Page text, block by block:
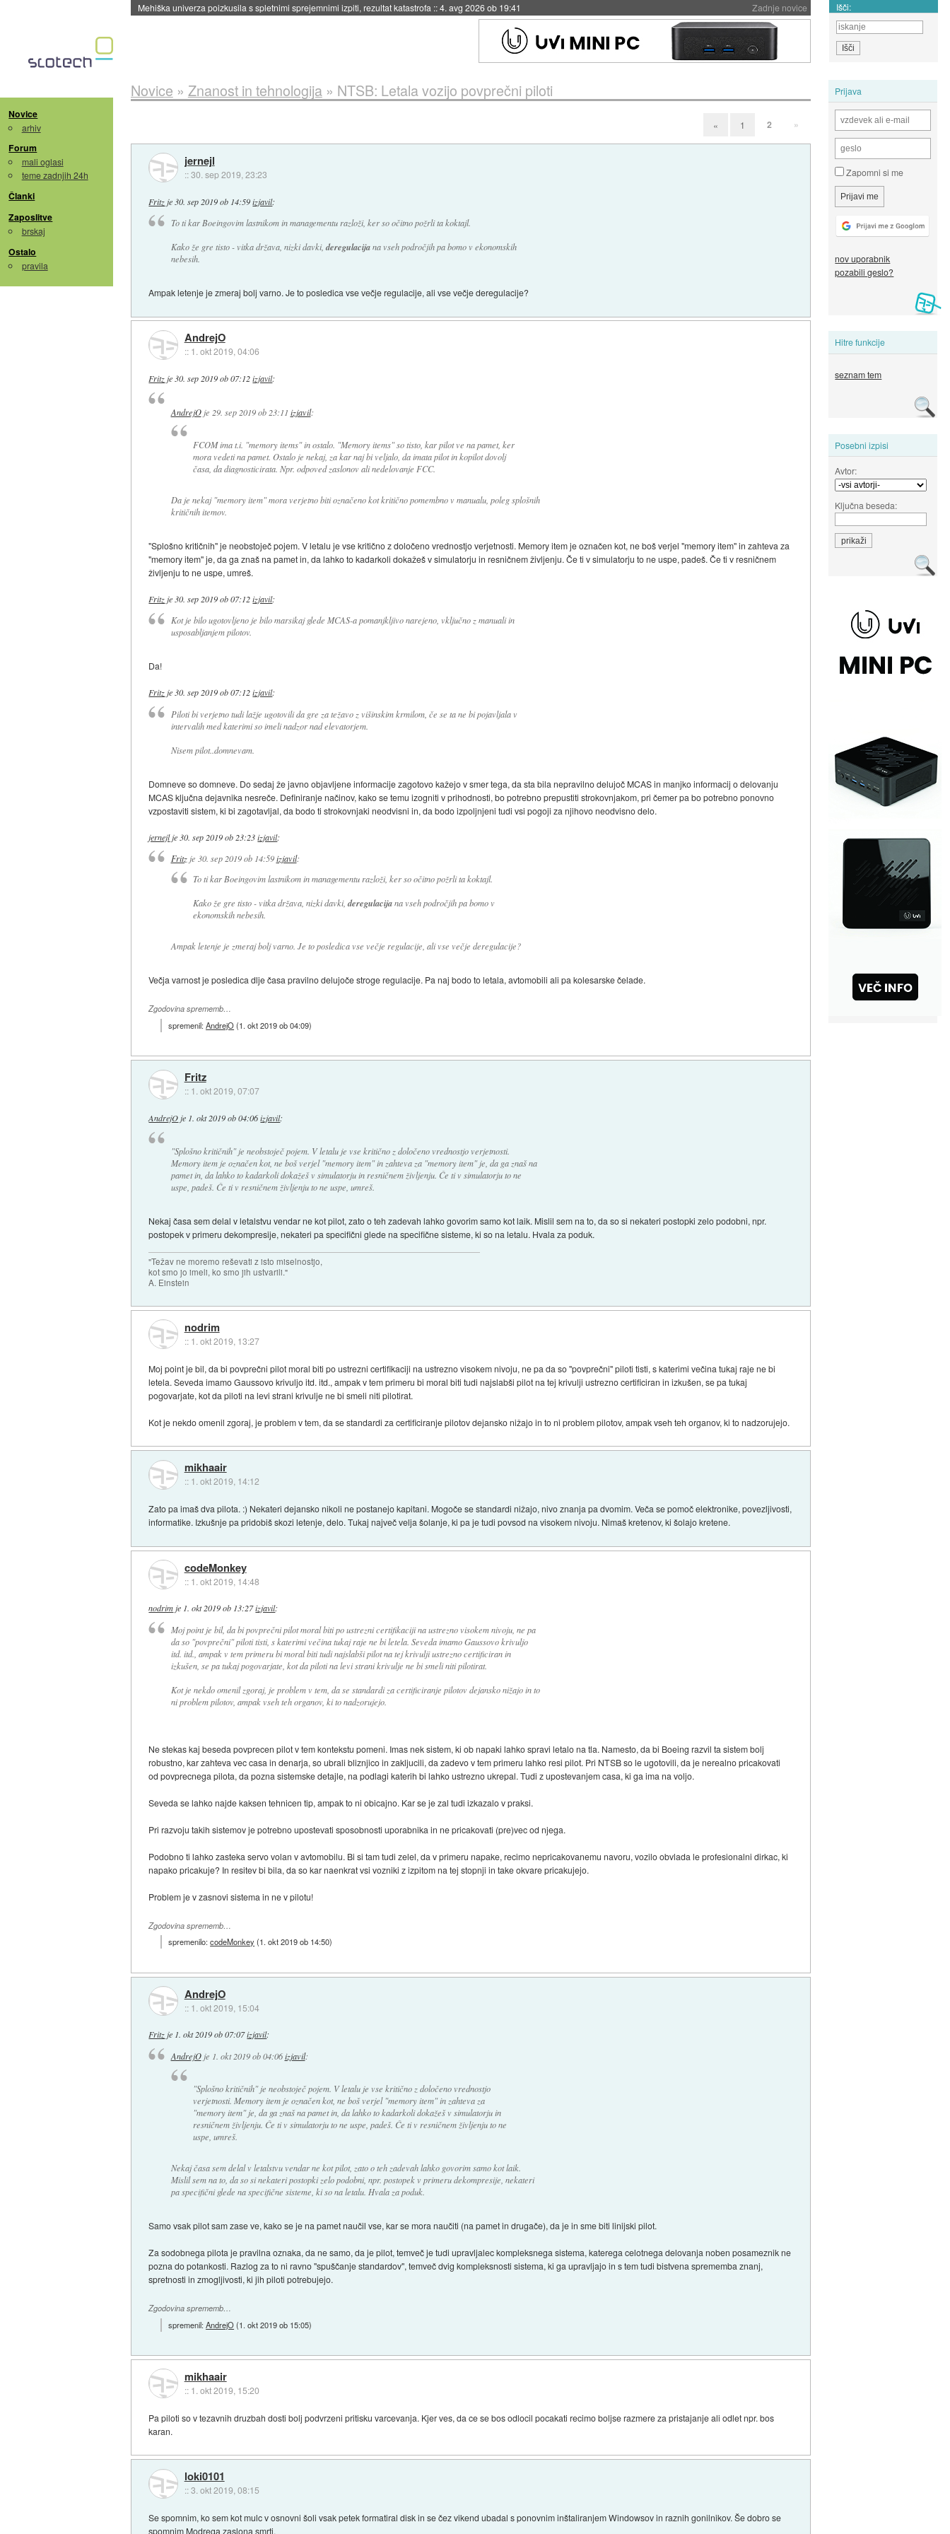
Zadnje novice
Evropska vesoljska agencija razvija svojo raketo za večkratno uporabo::4. avg 2026 ob 19:41 Išči:
Novice
arhiv
Forum
mali oglasi
teme zadnjih 24h
Članki
Zaposlitve
brskaj
Ostalo
pravila
Prijava
Zapomni si me
nov uporabnik
pozabili geslo?
Hitre funkcije
seznam tem
Posebni izpisi
Avtor:
Ključna beseda:
Novice » Znanost in tehnologija» NTSB: Letala vozijo povprečni piloti
« 1 2 »
jernejl
::30. sep 2019, 23:23
Fritz je 30. sep 2019 ob 14:59 izjavil:
To ti kar Boeingovim lastnikom in managementu razloži, ker so očitno požrli ta koktajl.
Kako že gre tisto - vitka država, nizki davki,deregulacijana vseh področjih pa bomo v ekonomskih
nebesih.
Ampak letenje je zmeraj bolj varno. Je to posledica vse večje regulacije, ali vse večje deregulacije?
AndrejO
:: 1. okt 2019, 04:06
Fritz je 30. sep 2019 ob 07:12 izjavil:
AndrejOje 29. sep 2019 ob 23:11 izjavil:
FCOM ima t.i. "memory items" in ostalo. "Memory items" so tisto, kar pilot ve na pamet, ker
mora vedeti na pamet. Ostalo je nekaj, za kar naj bi veljalo, da imata pilot in kopilot dovolj
časa, da diagnosticirata. Npr. odpoved zaslonov ali nedelovanje FCC.
Da je nekaj "memory item" mora verjetno biti označeno kot kritično pomembno v manualu, poleg splošnih
kritičnih itemov.
"Splošno kritičnih" je neobstoječ pojem. V letalu je vse kritično z določeno vrednostjo verjetnosti. Memory item je označen kot, ne boš verjel "memory item" in zahteva za
"memory item" je, da ga znaš na pamet in, da lahko to kadarkoli dokažeš v simulatorju in resničnem življenju. Če ti v simulatorju to ne uspe, padeš. Če ti v resničnem
življenju to ne uspe, umreš.
Fritz je 30. sep 2019 ob 07:12 izjavil:
Kot je bilo ugotovljeno je bilo marsikaj glede MCAS-a pomanjkljivo narejeno, vključno z manuali in
usposabljanjem pilotov.
Da!
Fritzje30. sep 2019 ob 07:12 izjavil:
Piloti bi verjetno tudi lažje ugotovili da gre za težavo z višinskim krmilom, če se ta ne bi pojavljala v
intervalih med katerimi so imeli nadzor nad elevatorjem.
Nisem pilot..domnevam.
Domneve so domneve. Do sedaj že javno objavljene informacije zagotovo kažejo v smer tega, da sta bila nepravilno delujoč MCAS in manjko informacij o delovanju
MCAS ključna dejavnika nesreče. Definiranje načinov, kako se temu izogniti v prihodnosti, bo potrebno prepustiti strokovnjakom, pri čemer pa bo potrebno ponovno
vzpostaviti sistem, ki bi zagotavljal, da bodo ti strokovnjaki neodvisni in, da bodo izpoljnjeni tudi vsi pogoji za njihovo neodvisno delo.
jernejlje 30. sep 2019 ob 23:23 izjavil:
Fritzje 30. sep 2019 ob 14:59 izjavil:
To ti kar Boeingovim lastnikom in managementu razloži, ker so očitno požrli ta koktajl.
Kako že gre tisto - vitka država, nizki davki,deregulacijana vseh področjih pa bomo v
ekonomskih nebesih.
Ampak letenje je zmeraj bolj varno. Je to posledica vse večje regulacije, ali vse večje deregulacije?
Večja varnost je posledica dlje časa pravilno delujoče stroge regulacije. Pa naj bodo to letala, avtomobili ali pa kolesarske čelade.
Zgodovina sprememb…
spremenil:AndrejO(1. okt 2019 ob 04:09)
Fritz
:: 1. okt 2019, 07:07
AndrejO je 1. okt 2019 ob 04:06 izjavil:
"Splošno kritičnih" je neobstoječ pojem. V letalu je vse kritično z določeno vrednostjo verjetnosti.
Memory item je označen kot, ne boš verjel "memory item" in zahteva za "memory item" je, da ga znaš na
pamet in, da lahko to kadarkoli dokažeš v simulatorju in resničnem življenju. Če ti v simulatorju to ne
uspe, padeš. Če ti v resničnem življenju to ne uspe, umreš.
Nekaj časa sem delal v letalstvu vendar ne kot pilot, zato o teh zadevah lahko govorim samo kot laik. Mislil sem na to, da so si nekateri postopki zelo podobni, npr.
postopek v primeru dekompresije, nekateri pa specifični glede na specifične sisteme, ki so na letalu. Hvala za poduk.
"Težav ne moremo reševati z isto miselnostjo,
kot smo jo imeli, ko smo jih ustvarili."
A. Einstein
nodrim
:: 1. okt 2019, 13:27
Moj point je bil, da bi povprečni pilot moral biti po ustrezni certifikaciji na ustrezno visokem nivoju, ne pa da so "povprečni" piloti tisti, s katerimi večina tukaj raje ne bi
letela. Seveda imamo Gaussovo krivuljo itd. itd., ampak v tem primeru bi moral biti tudi najslabši pilot na tej krivulji ustrezno certificiran in izkušen, se pa tukaj
pogovarjate, kot da piloti na levi strani krivulje ne bi smeli niti pilotirat.
Kot je nekdo omenil zgoraj, je problem v tem, da se standardi za certificiranje pilotov dejansko nižajo in to ni problem pilotov, ampak vseh teh organov, ki to nadzorujejo.
mikhaair
:: 1. okt 2019, 14:12
Zato pa imaš dva pilota. :) Nekateri dejansko nikoli ne postanejo kapitani. Mogoče se standardi nižajo, nivo znanja pa dvomim. Veča se pomoč elektronike, povezljivosti,
informatike. Izkušnje pa pridobiš skozi letenje, delo. Tukaj največ velja šolanje, ki pa je tudi povsod na visokem nivoju. Nimaš kretenov, ki šolajo kretene.
codeMonkey
:: 1. okt 2019, 14:48
nodrimje 1. okt 2019 ob 13:27izjavil:
Moj point je bil, da bi povprečni pilot moral biti po ustrezni certifikaciji na ustrezno visokem nivoju, ne pa
da so "povprečni" piloti tisti, s katerimi večina tukaj raje ne bi letela. Seveda imamo Gaussovo krivuljo
itd. itd., ampak v tem primeru bi moral biti tudi najslabši pilot na tej krivulji ustrezno certificiran in
izkušen, se pa tukaj pogovarjate, kot da piloti na levi strani krivulje ne bi smeli niti pilotirat.
Kot je nekdo omenil zgoraj, je problem v tem, da se standardi za certificiranje pilotov dejansko nižajo in to
ni problem pilotov, ampak vseh teh organov, ki to nadzorujejo.
Ne stekas kaj beseda povprecen pilot v tem kontekstu pomeni. Imas nek sistem, ki ob napaki lahko spravi letalo na tla. Namesto, da bi Boeing razvil ta sistem bolj
robustno, kar zahteva vec casa in denarja, so ubrali bliznjico in zakljucili, da zadevo v tem primeru lahko resi pilot. Pri NTSB so le ugotovili, da je nerealno pricakovati
od povprecnega pilota, da pozna sistemske detajle, na podlagi katerih bi lahko ustrezno ukrepal. Tudi z upostevanjem casa, ki ga ima na voljo.
Seveda se lahko najde kaksen tehnicen tip, ampak to ni obicajno. Kar se je zal tudi izkazalo v praksi.
Pri razvoju takih sistemov je potrebno upostevati sposobnosti uporabnika in ne pricakovati (pre)vec od njega.
Podobno ti lahko zasteka servo volan v avtomobilu. Bi si tam tudi zelel, da v primeru napake, recimo nepricakovanemu navoru, vozilo obvlada le profesionalni dirkac, ki
napako pricakuje? In resitev bi bila, da so kar naenkrat vsi vozniki z izpitom na tej stopnji in take okvare pricakujejo.
Problem je v zasnovi sistema in ne v pilotu!
Zgodovina sprememb…
spremenilo:codeMonkey (1. okt 2019 ob 14:50)
AndrejO
:: 1. okt 2019, 15:04
Fritzje 1. okt 2019 ob 07:07izjavil:
AndrejOje 1. okt 2019 ob 04:06 izjavil:
"Splošno kritičnih" je neobstoječ pojem. V letalu je vse kritično z določeno vrednostjo
verjetnosti. Memory item je označen kot, ne boš verjel "memory item" in zahteva za
"memory item" je, da ga znaš na pamet in, da lahko to kadarkoli dokažeš v simulatorju in
resničnem življenju. Če ti v simulatorju to ne uspe, padeš. Če ti v resničnem življenju to ne
uspe, umreš.
Nekaj časa sem delal v letalstvu vendar ne kot pilot, zato o teh zadevah lahko govorim samo kot laik.
Mislil sem na to, da so si nekateri postopki zelo podobni, npr. postopek v primeru dekompresije, nekateri
pa specifični glede na specifične sisteme, ki so na letalu. Hvala za poduk.
Samo vsak pilot sam zase ve, kako se je na pamet naučil vse, kar se mora naučiti (na pamet in drugače), da je in sme biti linijski pilot.
Za sodobnega pilota je pravilna oznaka, da ne samo, da je pilot, temveč je tudi upravljalec kompleksnega sistema, katerega celotnega delovanja noben posameznik ne
pozna do potankosti. Razlog za to ni ravno "spuščanje standardov", temveč dvig kompleksnosti sistema, ki ga upravljajo in s tem tudi bistvena sprememba znanj,
spretnosti in zmogljivosti, ki jih piloti potrebujejo.
Zgodovina sprememb…
spremenil:AndrejO(1. okt 2019 ob 15:05)
mikhaair
:: 1. okt 2019, 15:20
Pa piloti so v tezavnih druzbah dosti bolj podvrzeni pritisku varcevanja. Kjer ves, da ce se bos odlocil pocakati recimo boljse razmere za pristajanje ali odlet npr. bos
karan.
loki0101
::3. okt 2019, 08:15
Se spomnim, ko sem kot mulc v osnovni šoli vsak petek formatiral disk in se čez vikend ubadal s ponovnim inštaliranjem Windowsov in raznih gonilnikov. Še dobro se
spomnim Modrega zaslona smrti.